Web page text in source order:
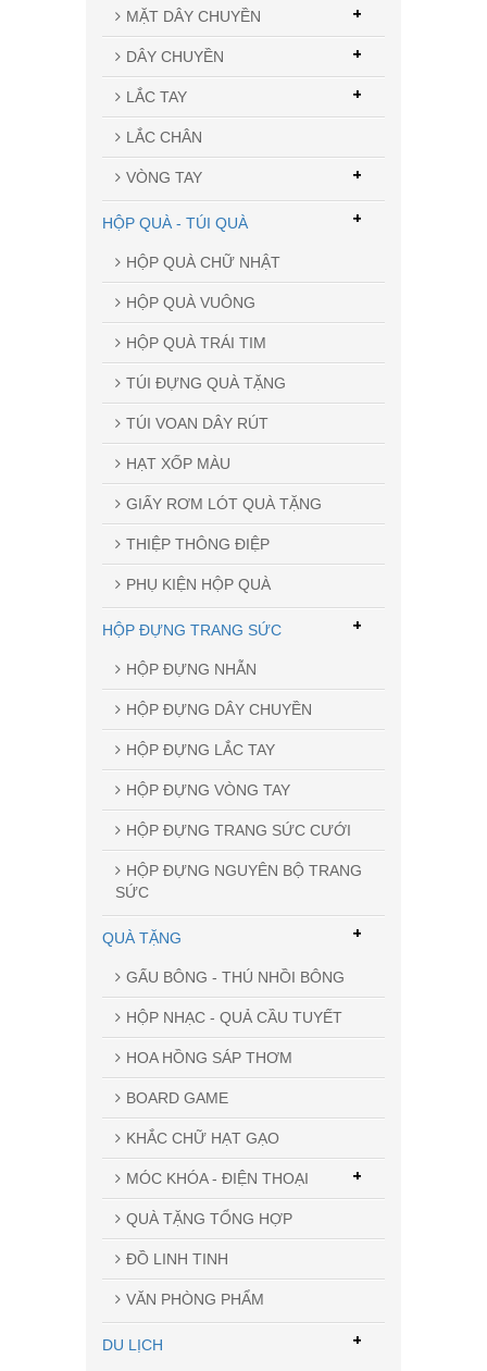
MẶT DÂY CHUYỀN +
DÂY CHUYỀN +
LẮC TAY +
LẮC CHÂN
VÒNG TAY +
HỘP QUÀ - TÚI QUÀ
HỘP QUÀ CHỮ NHẬT
HỘP QUÀ VUÔNG
HỘP QUÀ TRÁI TIM
TÚI ĐỰNG QUÀ TẶNG
TÚI VOAN DÂY RÚT
HẠT XỐP MÀU
GIẤY RƠM LÓT QUÀ TẶNG
THIỆP THÔNG ĐIỆP
PHỤ KIỆN HỘP QUÀ
+
HỘP ĐỰNG TRANG SỨC
HỘP ĐỰNG NHẪN
HỘP ĐỰNG DÂY CHUYỀN
HỘP ĐỰNG LẮC TAY
HỘP ĐỰNG VÒNG TAY
HỘP ĐỰNG TRANG SỨC CƯỚI
HỘP ĐỰNG NGUYÊN BỘ TRANG
SỨC
+
QUÀ TẶNG
GẤU BÔNG - THÚ NHỒI BÔNG
HỘP NHẠC - QUẢ CẦU TUYẾT
HOA HỒNG SÁP THƠM
BOARD GAME
KHẮC CHỮ HẠT GẠO
MÓC KHÓA - ĐIỆN THOẠI +
QUÀ TẶNG TỔNG HỢP
ĐỒ LINH TINH
VĂN PHÒNG PHẨM
+
DU LỊCH +